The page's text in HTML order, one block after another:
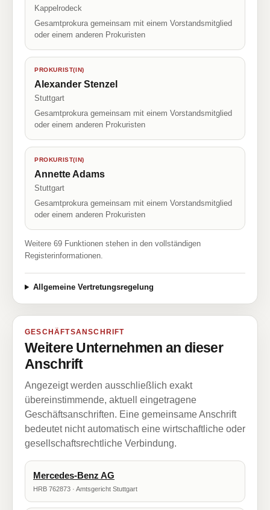
Kappelrodeck
Gesamtprokura gemeinsam mit einem Vorstandsmitglied
oder einem anderen Prokuristen
PROKURIST(IN)
Alexander Stenzel
Stuttgart
Gesamtprokura gemeinsam mit einem Vorstandsmitglied
oder einem anderen Prokuristen
PROKURIST(IN)
Annette Adams
Stuttgart
Gesamtprokura gemeinsam mit einem Vorstandsmitglied
oder einem anderen Prokuristen
Weitere 69 Funktionen stehen in den vollständigen
Registerinformationen.
Allgemeine Vertretungsregelung
GESCHÄFTSANSCHRIFT
Weitere Unternehmen an dieser
Anschrift
Angezeigt werden ausschließlich exakt
übereinstimmende, aktuell eingetragene
Geschäftsanschriften. Eine gemeinsame Anschrift
bedeutet nicht automatisch eine wirtschaftliche oder
gesellschaftsrechtliche Verbindung.
Mercedes-Benz AG
HRB 762873 · Amtsgericht Stuttgart